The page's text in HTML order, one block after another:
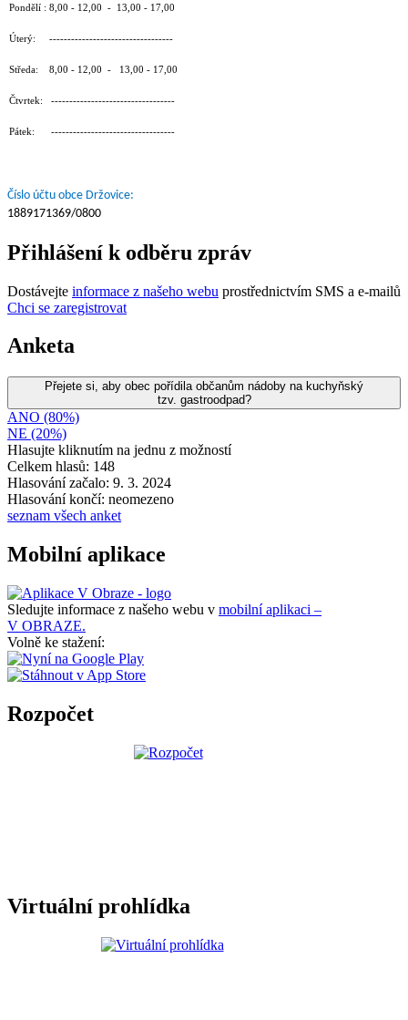
Pondělí : 8,00 - 12,00 - 13,00 - 17,00
Úterý: ----------------------------------
Středa: 8,00 - 12,00 - 13,00 - 17,00
Čtvrtek: ----------------------------------
Pátek: ----------------------------------
Číslo účtu obce Držovice:
1889171369/0800
Přihlášení k odběru zpráv
Dostávejte informace z našeho webu prostřednictvím SMS a e-mailů
Chci se zaregistrovat
Anketa
Přejete si, aby obec pořídila občanům nádoby na kuchyňský
tzv. gastroodpad?
ANO (80%)
NE (20%)
Hlasujte kliknutím na jednu z možností
Celkem hlasů: 148
Hlasování začalo: 9. 3. 2024
Hlasování končí: neomezeno
seznam všech anket
Mobilní aplikace
Sledujte informace z našeho webu v mobilní aplikaci –
V OBRAZE.
Volně ke stažení:
Rozpočet
Virtuální prohlídka